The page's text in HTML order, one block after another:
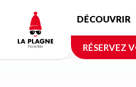
contenu
principal
DÉCOUVRIR
RÉSERVEZ